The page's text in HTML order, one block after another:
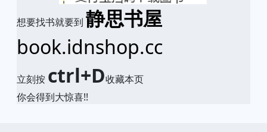
想要找书就要到 静思书屋
book.idnshop.cc
立刻按 ctrl+D收藏本页
你会得到大惊喜!!